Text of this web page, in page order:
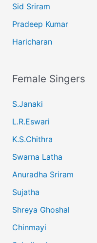
Sid Sriram
Pradeep Kumar
Haricharan
Female Singers
S.Janaki
L.R.Eswari
K.S.Chithra
Swarna Latha
Anuradha Sriram
Sujatha
Shreya Ghoshal
Chinmayi